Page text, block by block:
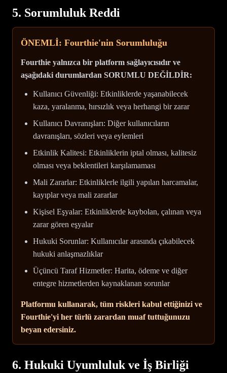
5. Sorumluluk Reddi
ÖNEMLİ: Fourthie'nin Sorumluluğu
Fourthie yalnızca bir platform sağlayıcısıdır ve
aşağıdaki durumlardan SORUMLU DEĞİLDİR:
Kullanıcı Güvenliği: Etkinliklerde yaşanabilecek
kaza, yaralanma, hırsızlık veya herhangi bir zarar
Kullanıcı Davranışları: Diğer kullanıcıların
davranışları, sözleri veya eylemleri
Etkinlik Kalitesi: Etkinliklerin iptal olması, kalitesiz
olması veya beklentileri karşılamaması
Mali Zararlar: Etkinliklerle ilgili yapılan harcamalar,
kayıplar veya mali zararlar
Kişisel Eşyalar: Etkinliklerde kaybolan, çalınan veya
zarar gören eşyalar
Hukuki Sorunlar: Kullanıcılar arasında çıkabilecek
hukuki anlaşmazlıklar
Üçüncü Taraf Hizmetler: Harita, ödeme ve diğer
entegre hizmetlerden kaynaklanan sorunlar
Platformu kullanarak, tüm riskleri kabul ettiğinizi ve
Fourthie'yi her türlü zarardan muaf tuttuğunuzu
beyan edersiniz.
6. Hukuki Uyumluluk ve İş Birliği